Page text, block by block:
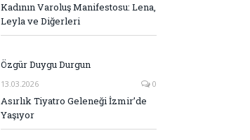
Kadının Varoluş Manifestosu: Lena,
Leyla ve Diğerleri
Özgür Duygu Durgun
13.03.2026 0
Asırlık Tiyatro Geleneği İzmir’de
Yaşıyor